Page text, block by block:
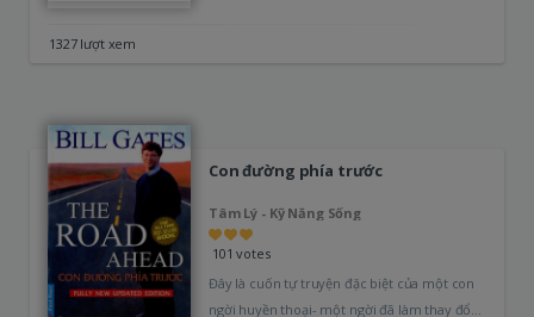
1327 lượt xem
Con đường phía trước
Tâm Lý - Kỹ Năng Sống
101 votes
Đây là cuốn tự truyện đặc biệt của một con
ngời huyền thoại- một ngời đã làm thay đổi